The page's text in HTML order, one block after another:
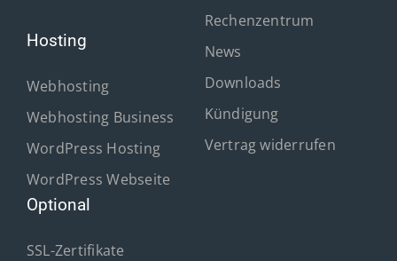
Hosting
Webhosting
Webhosting Business
WordPress Hosting
WordPress Webseite
Optional
SSL-Zertifikate
Rechenzentrum
News
Downloads
Kündigung
Vertrag widerrufen